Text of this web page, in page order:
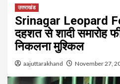
उत्तराखंड
Srinagar Leopard
दहशत से शादी समारोह
निकलना मुश्किल
aajuttarakhand November 27,